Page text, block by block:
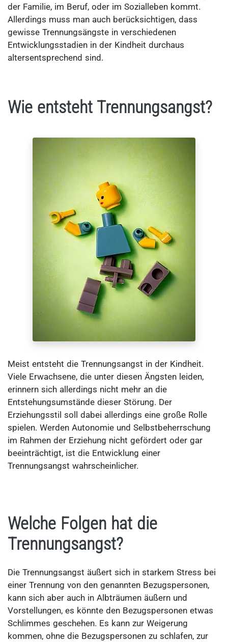
der Familie, im Beruf, oder im Sozialleben kommt.
Allerdings muss man auch berücksichtigen, dass
gewisse Trennungsängste in verschiedenen
Entwicklungsstadien in der Kindheit durchaus
altersentsprechend sind.
Wie entsteht Trennungsangst?
Meist entsteht die Trennungsangst in der Kindheit.
Viele Erwachsene, die unter diesen Ängsten leiden,
erinnern sich allerdings nicht mehr an die
Entstehungsumstände dieser Störung. Der
Erziehungsstil soll dabei allerdings eine große Rolle
spielen. Werden Autonomie und Selbstbeherrschung
im Rahmen der Erziehung nicht gefördert oder gar
beeinträchtigt, ist die Entwicklung einer
Trennungsangst wahrscheinlicher.
Welche Folgen hat die
Trennungsangst?
Die Trennungsangst äußert sich in starkem Stress bei
einer Trennung von den genannten Bezugspersonen,
kann sich aber auch in Albträumen äußern und
Vorstellungen, es könnte den Bezugspersonen etwas
Schlimmes geschehen. Es kann zur Weigerung
kommen, ohne die Bezugspersonen zu schlafen, zur